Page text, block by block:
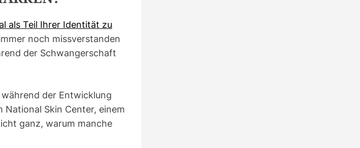
als Teil Ihrer Identität zu
noch missverstanden
der Schwangerschaft
der Entwicklung
National Skin Center, einem
ganz, warum manche